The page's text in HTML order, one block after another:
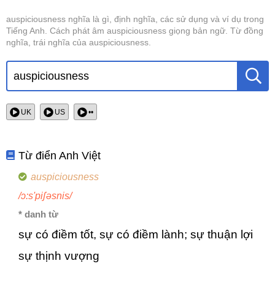
auspiciousness nghĩa là gì, định nghĩa, các sử dụng và ví dụ trong
Tiếng Anh. Cách phát âm auspiciousness giọng bản ngữ. Từ đồng
nghĩa, trái nghĩa của auspiciousness.
UK US ••
Từ điển Anh Việt
auspiciousness
/ɔ:s'piʃəsnis/
* danh từ
sự có điềm tốt, sự có điềm lành; sự thuận lợi
sự thịnh vượng